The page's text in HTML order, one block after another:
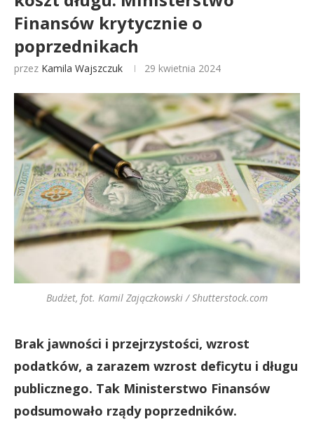
Finansów krytycznie o
poprzednikach
przez Kamila Wajszczuk 29 kwietnia 2024
Budżet, fot. Kamil Zajączkowski / Shutterstock.com
Brak jawności i przejrzystości, wzrost
podatków, a zarazem wzrost deficytu i długu
publicznego. Tak Ministerstwo Finansów
podsumowało rządy poprzedników.